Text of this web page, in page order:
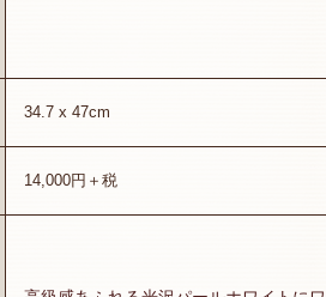
34.7 x 47cm
14,000円＋税